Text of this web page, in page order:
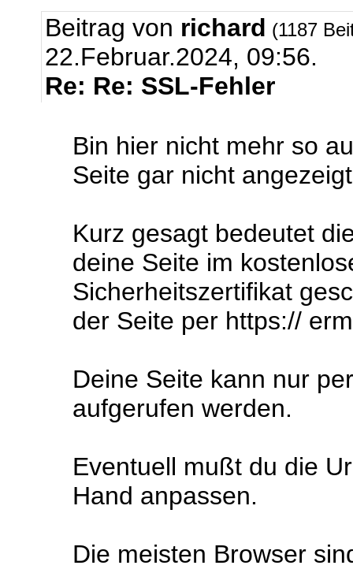
Beitrag von richard (1187
22.Februar.2024, 09:56.
Re: Re: SSL-Fehler
Bin hier nicht mehr so
Seite gar nicht
Kurz gesagt bedeutet
deine Seite im
Sicherheitszertifikat
der Seite per https://
Deine Seite kann nur
aufgerufen werden.
Eventuell mußt du die
Hand anpassen.
Die meisten Browser